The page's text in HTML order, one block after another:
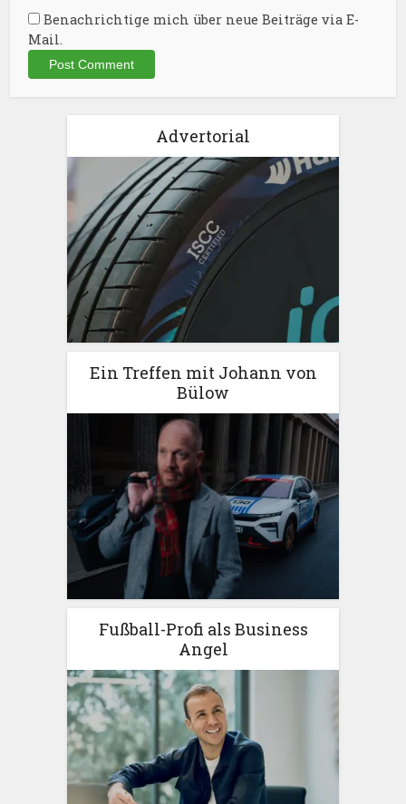
Benachrichtige mich über neue Beiträge via E-
Mail.
Advertorial
Ein Treffen mit Johann von
Bülow
Fußball-Profi als Business
Angel